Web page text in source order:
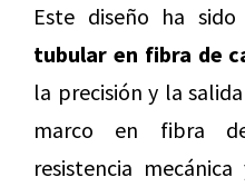
Este diseño ha
tubular en fibra de
la precisión y la
marco en fibra
resistencia